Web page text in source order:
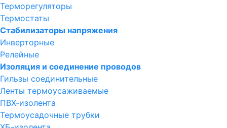
Терморегуляторы
Термостаты
Стабилизаторы напряжения
Инверторные
Релейные
Изоляция и соединение проводов
Гильзы соединительные
Ленты термоусаживаемые
ПВХ-изолента
Термоусадочные трубки